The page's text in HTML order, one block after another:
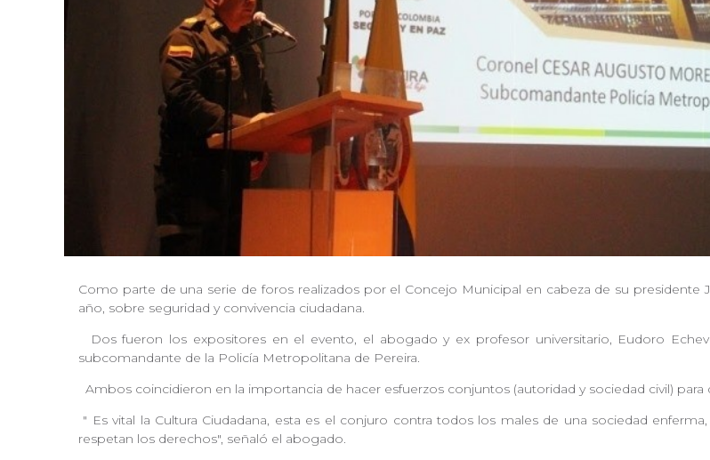
Como parte de una serie de foros realizados por el Concejo Municipal en cabeza de su presidente
año, sobre seguridad y convivencia ciudadana.
Dos fueron los expositores en el evento, el abogado y ex profesor universitario, Eudoro
subcomandante de la Policía Metropolitana de Pereira.
Ambos coincidieron en la importancia de hacer esfuerzos conjuntos (autoridad y sociedad civil) para
" Es vital la Cultura Ciudadana, esta es el conjuro contra todos los males de una sociedad
respetan los derechos", señaló el abogado.